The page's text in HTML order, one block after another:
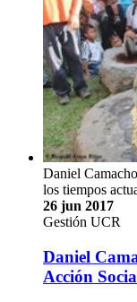
Daniel
los tiempos
26 jun 2017
Gestión UCR
Daniel
Acción